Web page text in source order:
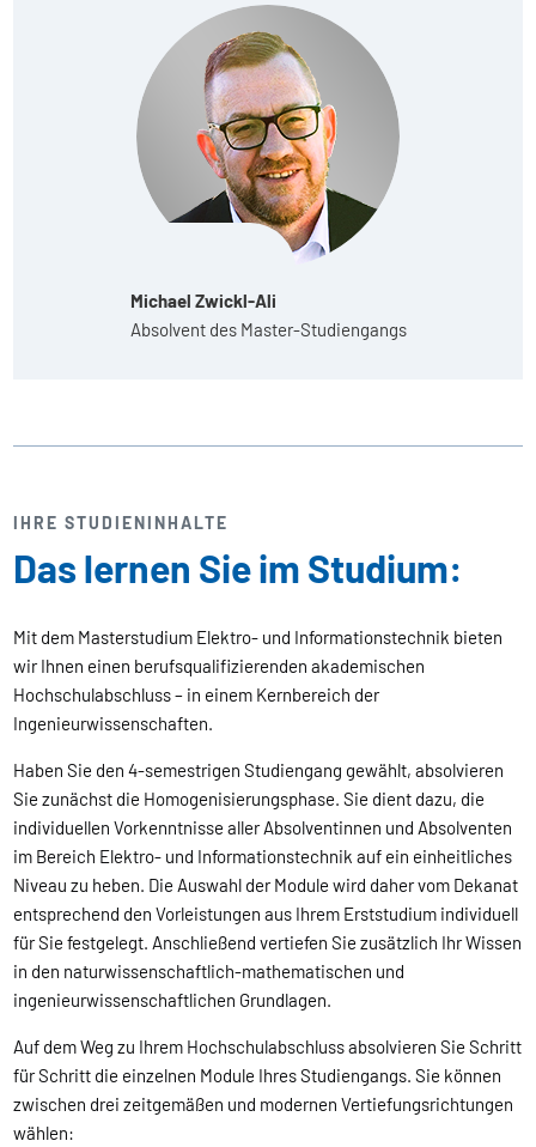
Michael Zwickl-Ali
Absolvent des Master-Studiengangs
IHRE STUDIENINHALTE
Das lernen Sie im Studium:
Mit dem Masterstudium Elektro- und Informationstechnik bieten
wir Ihnen einen berufsqualifizierenden akademischen
Hochschulabschluss – in einem Kernbereich der
Ingenieurwissenschaften.
Haben Sie den 4-semestrigen Studiengang gewählt, absolvieren
Sie zunächst die Homogenisierungsphase. Sie dient dazu, die
individuellen Vorkenntnisse aller Absolventinnen und Absolventen
im Bereich Elektro- und Informationstechnik auf ein einheitliches
Niveau zu heben. Die Auswahl der Module wird daher vom Dekanat
entsprechend den Vorleistungen aus Ihrem Erststudium individuell
für Sie festgelegt. Anschließend vertiefen Sie zusätzlich Ihr Wissen
in den naturwissenschaftlich-mathematischen und
ingenieurwissenschaftlichen Grundlagen.
Auf dem Weg zu Ihrem Hochschulabschluss absolvieren Sie Schritt
für Schritt die einzelnen Module Ihres Studiengangs. Sie können
zwischen drei zeitgemäßen und modernen Vertiefungsrichtungen
wählen: